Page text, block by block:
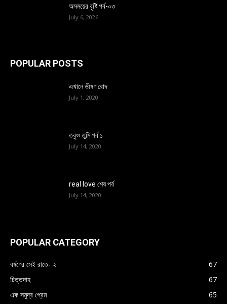
অসময়ের বৃষ্টি পর্ব-০৩
July 6, 2026
POPULAR POSTS
এখানে ভীষণ রোদ
July 1, 2020
তবুও তুমি পর্ব ১
July 14, 2020
real love শেষ পর্ব
July 14, 2020
POPULAR CATEGORY
বর্ষণের সেই রাতে- ২
67
চিত্তদাহ
67
এক সমুদ্র প্রেম
65